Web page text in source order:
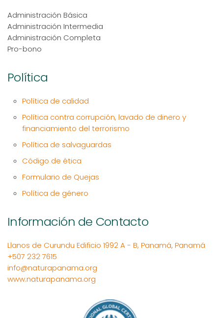
Administración Básica
Administración Intermedia
Administración Completa
Pro-bono
Política
Política de calidad
Política contra corrupción, lavado de dinero y
financiamiento del terrorismo
Política de salvaguardas
Código de ética
Formulario de Quejas
Política de género
Información de Contacto
Llanos de Curundu Edificio 1992 A - B, Panamá, Panamá
+507 232 7615
info@naturapanama.org
www.naturapanama.org